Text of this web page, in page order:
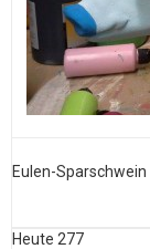
Eulen-Sparschwein
Heute 277